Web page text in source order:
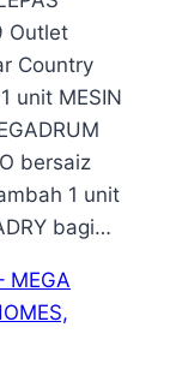
Outlet
Country
unit MESIN
bersaiz
1 unit
bagi…
MEGA